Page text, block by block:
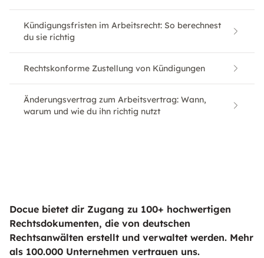
Kündigungsfristen im Arbeitsrecht: So berechnest
du sie richtig
Rechtskonforme Zustellung von Kündigungen
Änderungsvertrag zum Arbeitsvertrag: Wann,
warum und wie du ihn richtig nutzt
Docue bietet dir Zugang zu 100+ hochwertigen
Rechtsdokumenten, die von deutschen
Rechtsanwälten erstellt und verwaltet werden. Mehr
als 100.000 Unternehmen vertrauen uns.